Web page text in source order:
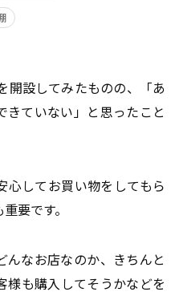
開設してみたものの、「あ
きていない」と思ったこと
心してお買い物をしてもら
要です。
んなお店なのか、きちんと
様も購入してそうかなどを